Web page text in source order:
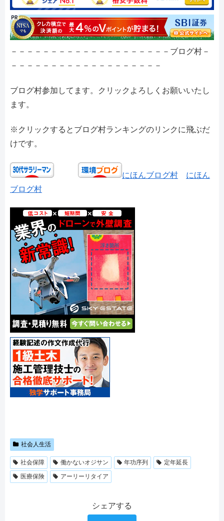
－－－－－－－－－－－－－－－－－－－－ブログ村－
－－－－－－－－－－－－－－－－－－－
ブログ村参加してます。クリックよろしくお願いいたし
ます。
※クリックするとブログ村ランキングのリンクに飛ぶだ
けです。
にほんブログ村
にほん
ブログ村
社会人生活
社会保障 働かないオジサン 年功序列
定年延長
医療保険
アーリーリタイア
シェアする